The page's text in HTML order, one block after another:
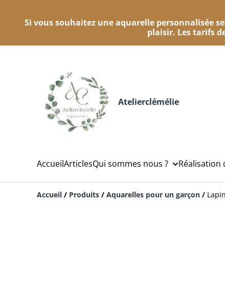
Si vous souhaitez une aquarelle personnalisée
plaisir. Les tarifs
Atelierclémélie
AccueilArticlesQui sommes nous ? Réalisation
Accueil / Produits / Aquarelles pour un garçon /